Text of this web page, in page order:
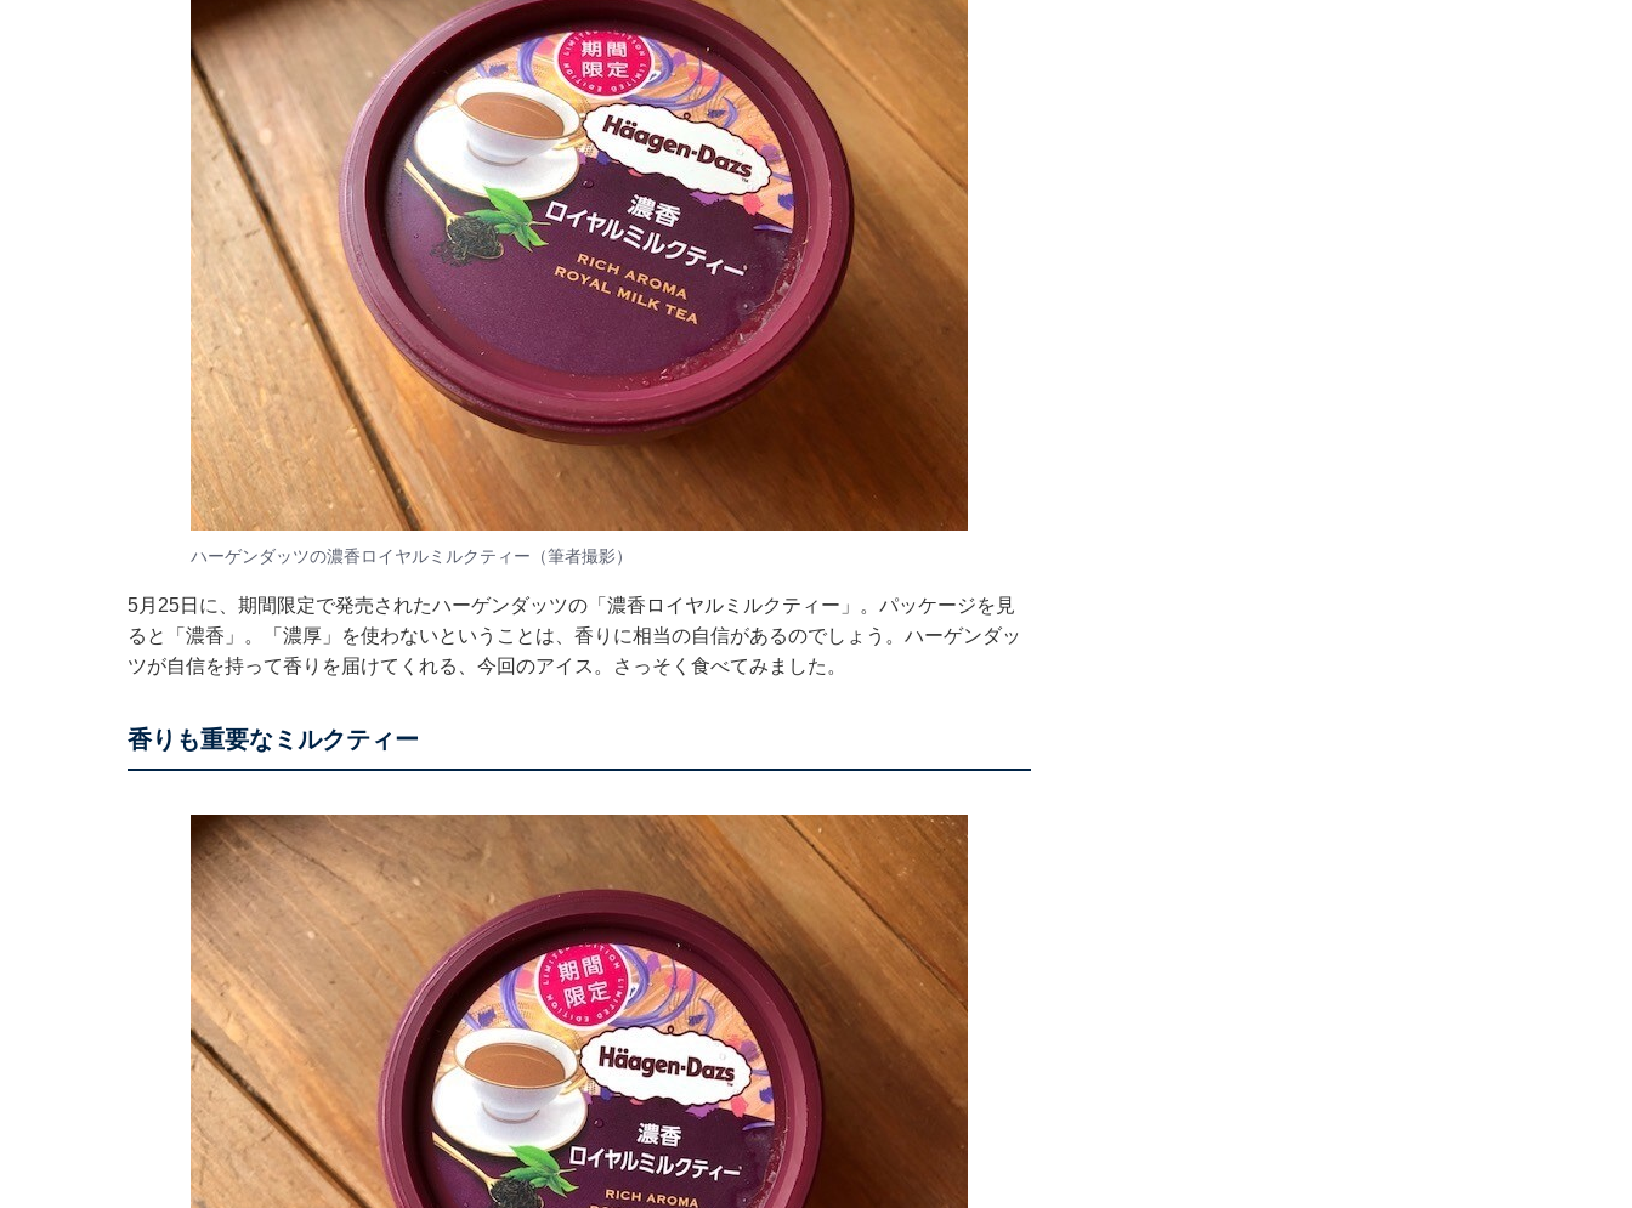
ハーゲンダッツの濃香ロイヤルミルクティー（筆者撮影）
5月25日に、期間限定で発売されたハーゲンダッツの「濃香ロイヤルミルクティー」。パッケージを見
ると「濃香」。「濃厚」を使わないということは、香りに相当の自信があるのでしょう。ハーゲンダッ
ツが自信を持って香りを届けてくれる、今回のアイス。さっそく食べてみました。
香りも重要なミルクティー